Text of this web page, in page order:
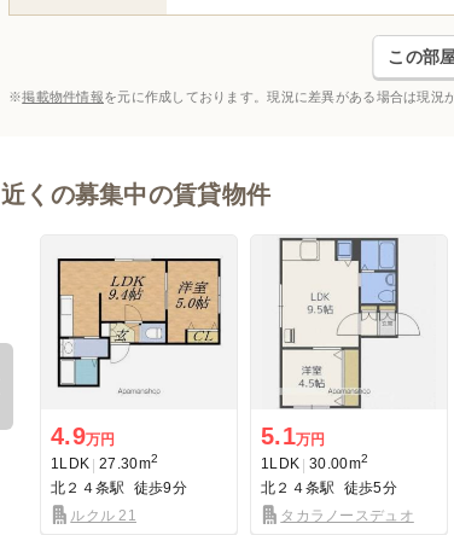
この部
※掲載物件情報を元に作成しております。現況に差異がある場合は現況
近くの募集中の賃貸物件
Previous
4.9万円
1LDK 27.30m2
北２４条駅
徒歩9分
ルクル 21
5.1万円
1LDK 30.00m2
北２４条駅
徒歩5分
タカラノースデュオ